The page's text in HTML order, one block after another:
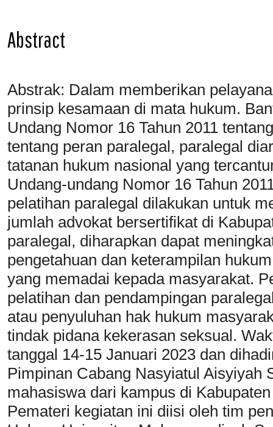
Abstract
Abstrak: Dalam memberikan
prinsip kesamaan di mata hukum.
Undang Nomor 16 Tahun 2011
tentang peran paralegal, paralegal
tatanan hukum nasional yang
Undang-undang Nomor 16 Tahun
pelatihan paralegal dilakukan untuk
jumlah advokat bersertifikat di
paralegal, diharapkan dapat
pengetahuan dan keterampilan
yang memadai kepada masyarakat.
pelatihan dan pendampingan
atau penyuluhan hak hukum
tindak pidana kekerasan seksual.
tanggal 14-15 Januari 2023 dan
Pimpinan Cabang Nasyiatul Aisyiyah
mahasiswa dari kampus di
Pemateri kegiatan ini diisi oleh tim